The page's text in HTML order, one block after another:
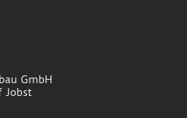
GmbH
Jobst